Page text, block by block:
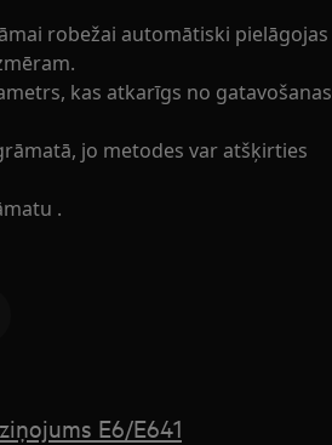
robežai automātiski pielāgojas
kas atkarīgs no gatavošanas
jo metodes var atšķirties
.
E6/E641